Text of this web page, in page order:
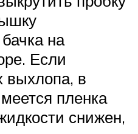
на
Если
выхлопа, в
пленка
снижен,